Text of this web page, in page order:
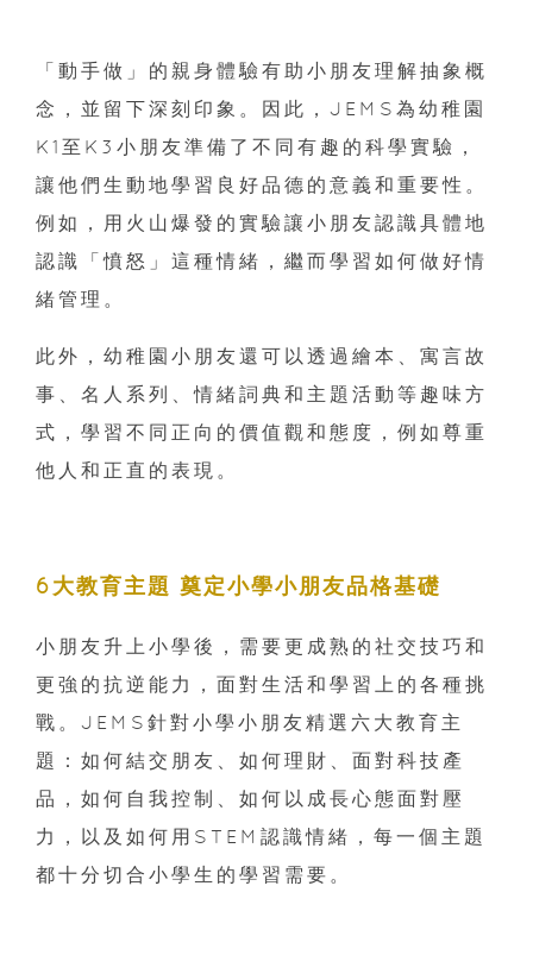
「動手做」的親身體驗有助小朋友理解抽象概
念，並留下深刻印象。因此，JEMS為幼稚園
K1至K3小朋友準備了不同有趣的科學實驗，
讓他們生動地學習良好品德的意義和重要性。
例如，用火山爆發的實驗讓小朋友認識具體地
認識「憤怒」這種情緒，繼而學習如何做好情
緒管理。
此外，幼稚園小朋友還可以透過繪本、寓言故
事、名人系列、情緒詞典和主題活動等趣味方
式，學習不同正向的價值觀和態度，例如尊重
他人和正直的表現。
6大教育主題 奠定小學小朋友品格基礎
小朋友升上小學後，需要更成熟的社交技巧和
更強的抗逆能力，面對生活和學習上的各種挑
戰。JEMS針對小學小朋友精選六大教育主
題：如何結交朋友、如何理財、面對科技產
品，如何自我控制、如何以成長心態面對壓
力，以及如何用STEM認識情緒，每一個主題
都十分切合小學生的學習需要。